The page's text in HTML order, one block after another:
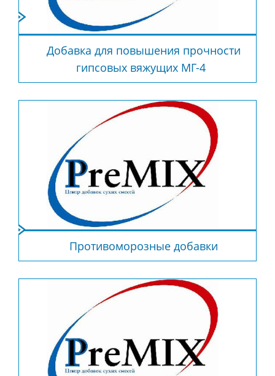
Добавка для повышения прочности
гипсовых вяжущих МГ-4
Противоморозные добавки